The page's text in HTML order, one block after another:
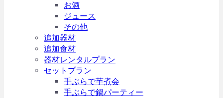
お酒
ジュース
その他
追加器材
追加食材
器材レンタルプラン
セットプラン
手ぶらで芋煮会
手ぶらで鍋パーティー